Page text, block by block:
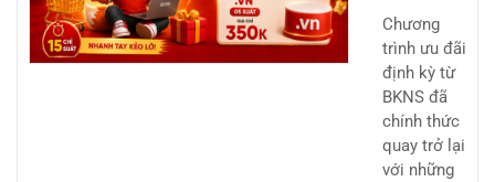
KHỦNG
MỖI
TUẦN
Chương
trình ưu đãi
định kỳ từ
BKNS đã
chính thức
quay trở lại
với những